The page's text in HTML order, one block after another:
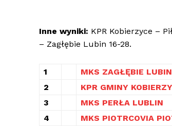
Inne wyniki: KPR Kobierzyce –
– Zagłębie Lubin 16-28.
1 MKS ZAGŁĘBIE LUBIN
2
KPR GMINY
3
MKS PERŁA LUBLIN
4
MKS PIOTRCOVIA